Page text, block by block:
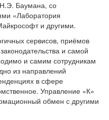
Баумана, со
«Лаборатория
и другими.
сервисов, приёмов
и самой
и самим сотрудникам
из направлений
в сфере
Управление «К»
обмен с другими